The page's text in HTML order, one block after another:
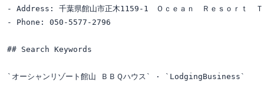
- Address: 千葉県館山市正木1159-1　Ｏｃｅａｎ　Ｒｅｓｏｒｔ　Ｔ
- Phone: 050-5577-2796
## Search Keywords
`オーシャンリゾート館山 ＢＢＱハウス` · `LodgingBusiness`